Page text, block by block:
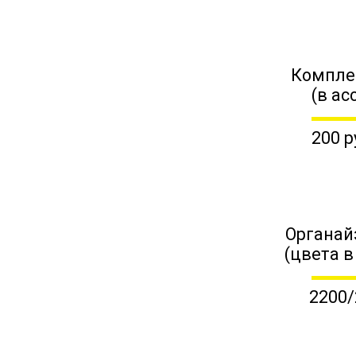
(в
200
(цвета